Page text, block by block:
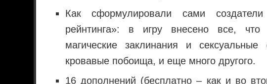
Как сформулировали сами
рейнтинга»: в игру внесено все, что
магические заклинания и
кровавые побоища, и еще много другого.
16 дополнений (бесплатно – как и во